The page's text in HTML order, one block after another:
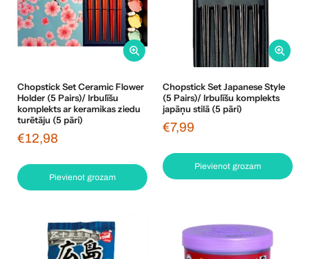
Chopstick Set Ceramic Flower
Holder (5 Pairs)/ Irbulīšu
komplekts ar keramikas ziedu
turētāju (5 pāri)
€12,98
Pievienot grozam
Chopstick Set Japanese Style
(5 Pairs)/ Irbulīšu komplekts
japāņu stilā (5 pāri)
€7,99
Pievienot grozam